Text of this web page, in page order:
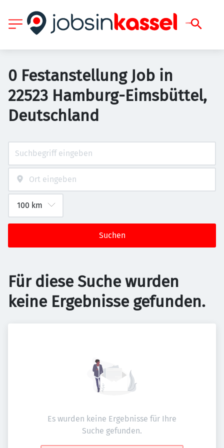
0 Festanstellung Job in
22523 Hamburg-Eimsbüttel,
Deutschland
Suchen
Für diese Suche wurden
keine Ergebnisse gefunden.
Es wurden keine Ergebnisse für Ihre
Suche gefunden.